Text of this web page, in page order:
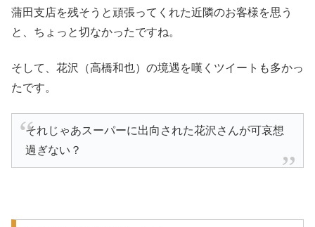
蒲田支店を残そうと頑張ってくれた近隣のお客様を思う
と、ちょっと切なかったですね。
そして、花沢（高橋和也）の境遇を嘆くツイートも多かっ
たです。
それじゃあスーパーに出向された花沢さんが可哀想
過ぎない？